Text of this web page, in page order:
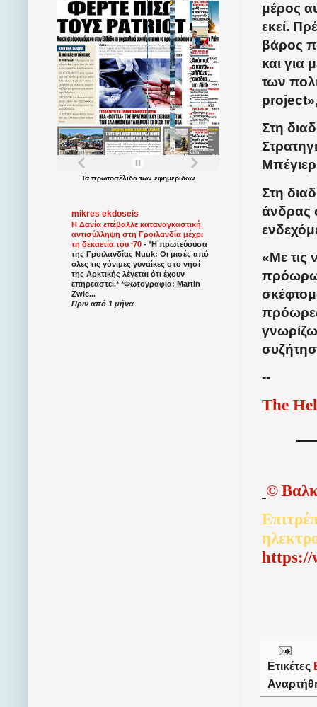
μέρος
εκεί.
βάρος
και για
των
project
Στη
Μπέγιερ
Στη
άνδρας
«Με τις
γνωρίζω
--
The
©
https://
Ετικέτες
Τα πρωτοσέλιδατων εφημερίδων
mikres ekdoseis
Η Δανία επέβαλλε καταναγκαστική
αντισύλληψη στη Γροιλανδία μέχρι
τη δεκαετία του ‘70 - *Η πρωτεύουσα
της Γροιλανδίας Nuuk: Οι μισές από
όλες τις γόνιμες γυναίκες στο νησί
της Αρκτικής λέγεται ότι έχουν
επηρεαστεί.* *Φωτογραφία: Martin
Zwic...
Πριν από 1 μήνα